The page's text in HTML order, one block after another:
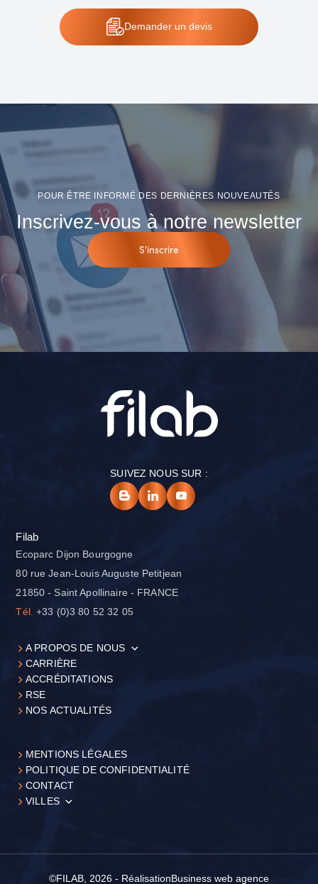
Demanderun devis
POUR ÊTRE INFORMÉ DES DERNIÈRES NOUVEAUTÉS
Inscrivez-vous à notre newsletter
S'inscrire
SUIVEZ NOUS SUR :
Filab
Ecoparc Dijon Bourgogne
80 rue Jean-Louis Auguste Petitjean
21850 - Saint Apollinaire - FRANCE
Tél. +33 (0)3 80 52 32 05
A PROPOS DE NOUS
CARRIÈRE
ACCRÉDITATIONS
RSE
NOS ACTUALITÉS
MENTIONS LÉGALES
POLITIQUE DE CONFIDENTIALITÉ
CONTACT
VILLES
©FILAB, 2026 - RéalisationBusiness web agence